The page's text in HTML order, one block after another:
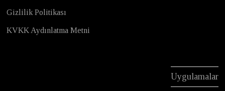
Gizlilik Politikası
KVKK Aydınlatma Metni
Uygulamalar